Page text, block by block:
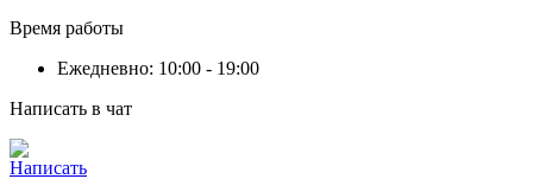
Время работы
Ежедневно: 10:00 - 19:00
Написать в чат